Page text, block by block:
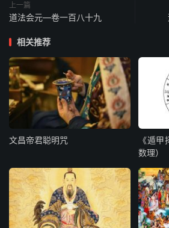
冥。常行正直，日月同明。身为列仙
召诸将秘咒
唵吽吽，兜术梵应雷轰摄。
五雷大威德神咒
唵吽吽，三檀那韩难延乾夷敕。敕起
王，敕起九天大雷火电火飞火流火掷
焰雷烈火，九天都火王，严驾夔龙，
獬豸麒麟，火驼火象，火雕万群。五
头铁面，百万神兵。帝钟震响，魔道
幽灵。山倾石撼，百谷沸腾。何物敢
上一篇
道法会元—卷一百八十九
相关推荐
文昌帝君聪明咒
《遁
数理）